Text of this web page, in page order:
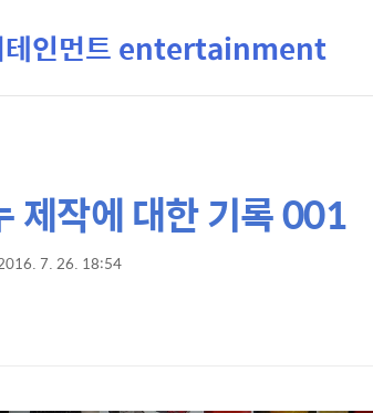
테인먼트 entertainment
제작에 대한 기록 001
7. 26. 18:54